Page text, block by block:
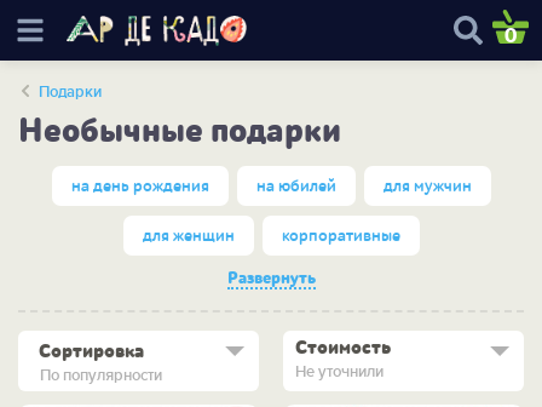
0
Подарки
Необычные подарки
на день рождения на юбилей для мужчин
для женщин корпоративные
Развернуть
По популярности
Сортировка Стоимость
Не уточнили